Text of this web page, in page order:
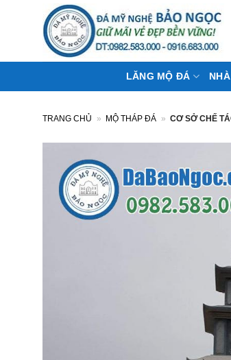
dung
LĂNG MỘ ĐÁ
TRANG CHỦ » MỘ THÁP ĐÁ » CƠ SỞ CHẾ